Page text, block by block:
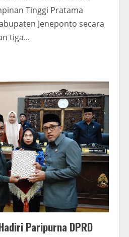
Tinggi Pratama
Jeneponto secara
tiga...
Paripurna DPRD